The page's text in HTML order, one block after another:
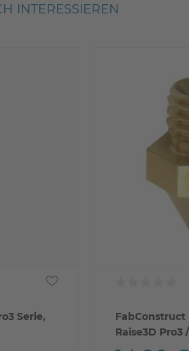
INTERESSIEREN
Serie,
FabConstruct
Raise3D Pro3